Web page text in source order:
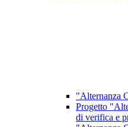
"Alternanza
Progetto
di verifica e